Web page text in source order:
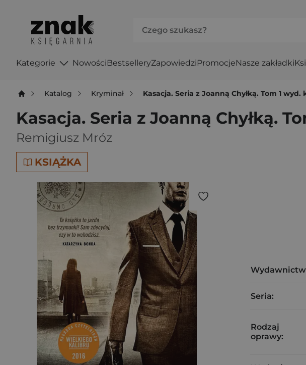
Kategorie NowościBestselleryZapowiedziPromocjeNasze zakładki
Katalog Kryminał Kasacja. Seria z Joanną Chyłką. Tom 1
Kasacja. Seria z Joanną Chyłką.
Remigiusz Mróz
KSIĄŻKA
Seria:
Rodzaj
oprawy: